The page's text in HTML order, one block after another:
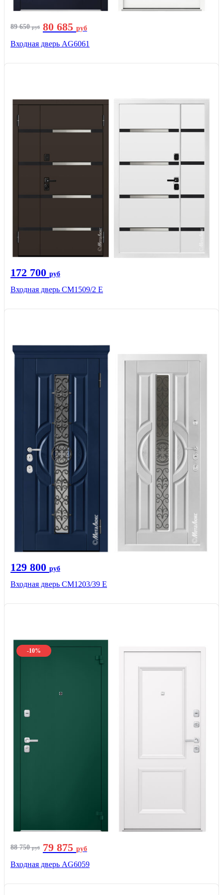
89 650руб 80 685 руб
Входная дверь AG6061
172 700 руб
Входная дверь CМ1509/2 Е
129 800 руб
Входная дверь СМ1203/39 E
-10%
88 750руб 79 875 руб
Входная дверь AG6059